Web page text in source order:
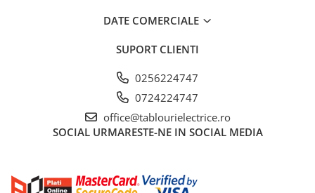
Stechere si Prize industriale
Sisteme de paratrasnet
DATE COMERCIALE
SUPORT CLIENTI
0256224747
0724224747
office@tablourielectrice.ro
SOCIAL URMARESTE-NE IN SOCIAL MEDIA